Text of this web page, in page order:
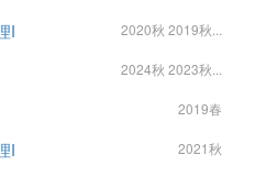
I 2020秋 2019秋...
2024秋 2023秋...
2019春
I 2021秋